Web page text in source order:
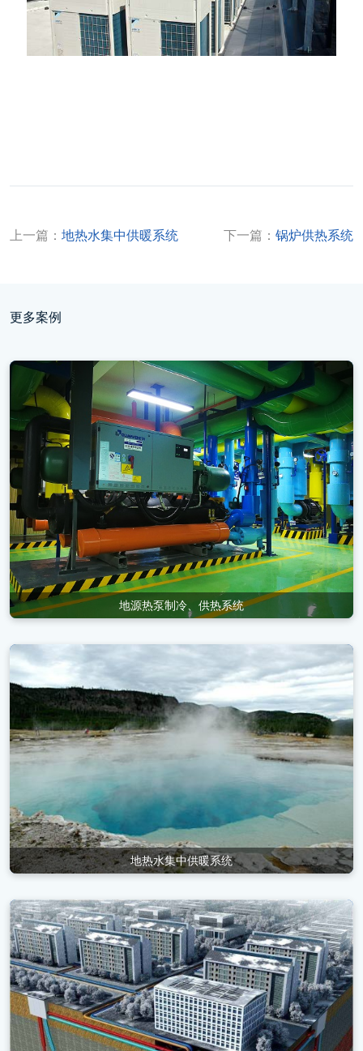
上一篇： 地热水集中供暖系统 下一篇： 锅炉供热系统
更多案例
地源热泵制冷、供热系统
地热水集中供暖系统